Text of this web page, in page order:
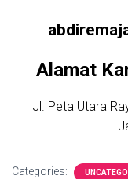
Alamat
Jl. Peta Utara
Categories: